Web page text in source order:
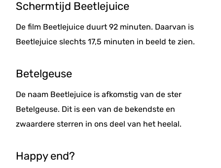
Schermtijd Beetlejuice
De film Beetlejuice duurt 92 minuten. Daarvan is
Beetlejuice slechts 17,5 minuten in beeld te zien.
Betelgeuse
De naam Beetlejuice is afkomstig van de ster
Betelgeuse. Dit is een van de bekendste en
zwaardere sterren in ons deel van het heelal.
Happy end?